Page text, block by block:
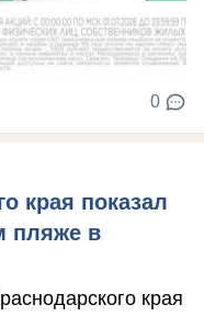
0
края показал
пляже в
края